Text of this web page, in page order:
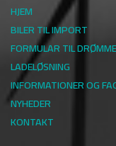
HJEM
BILER TIL IMPORT
FORMULAR TIL
LADELØSNING
INFORMATIONER OG
NYHEDER
KONTAKT